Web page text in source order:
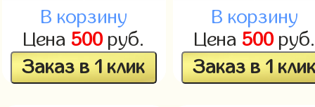
В корзину
Цена 500руб.
Заказ в 1 клик
В корзину
Цена 500руб.
Заказ в 1